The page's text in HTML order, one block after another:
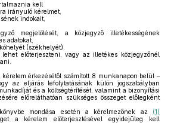
kell
irányuló kérelmet,
indokait,
megjelölését, a közjegyző illetékességének
adatokat,
(székhelyét).
előterjeszteni, vagy az illetékes közjegyzőnél
érkezésétől számított 8 munkanapon belül –
az eljárás lefolytatásának külön jogszabályban
és a költségtérítését, valamint a bizonyítási
előreláthatóan szükséges összeget előlegként
mondása esetén a kérelmezőnek az (1)
a kérelem előterjesztésével egyidejűleg kell